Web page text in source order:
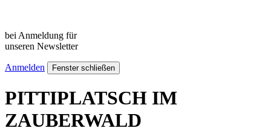
bei Anmeldung für
unseren Newsletter
Anmelden Fenster schließen
PITTIPLATSCH IM
ZAUBERWALD